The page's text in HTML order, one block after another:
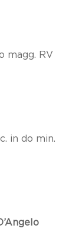
magg. RV
in do min.